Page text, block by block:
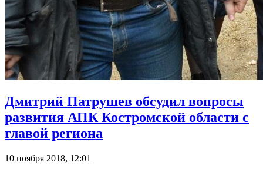
Дмитрий Патрушев обсудил вопросы
развития АПК Костромской области с
главой региона
10 ноября 2018, 12:01